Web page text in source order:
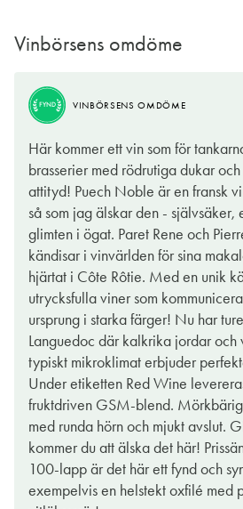
Vinbörsens omdöme
FYND VINBÖRSENS OMDÖME
Här kommer ett vin som för
brasserier med rödrutiga dukar
attityd! Puech Noble är en fransk
så som jag älskar den - självsäker,
glimten i ögat. Paret Rene och
kändisar i vinvärlden för sina
hjärtat i Côte Rôtie. Med en unik
utrycksfulla viner som
ursprung i starka färger! Nu har
Languedoc där kalkrika jordar och
typiskt mikroklimat erbjuder
Under etiketten Red Wine
fruktdriven GSM-blend.
med runda hörn och mjukt avslut.
kommer du att älska det här!
100-lapp är det här ett fynd och
exempelvis en helstekt oxfilé med